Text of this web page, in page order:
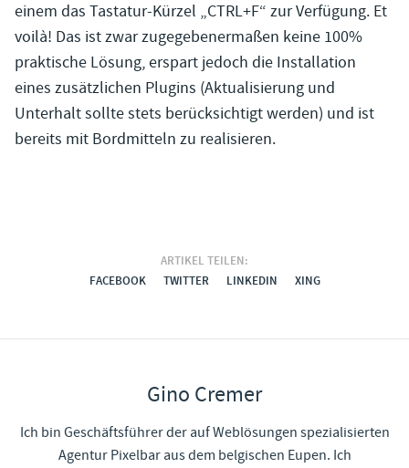
einem das Tastatur-Kürzel „CTRL+F“ zur Verfügung. Et
voilà! Das ist zwar zugegebenermaßen keine 100%
praktische Lösung, erspart jedoch die Installation
eines zusätzlichen Plugins (Aktualisierung und
Unterhalt sollte stets berücksichtigt werden) und ist
bereits mit Bordmitteln zu realisieren.
ARTIKEL TEILEN:
FACEBOOK
TWITTER LINKEDIN XING
Gino Cremer
Ich bin Geschäftsführer der auf Weblösungen spezialisierten
Agentur Pixelbar aus dem belgischen Eupen. Ich